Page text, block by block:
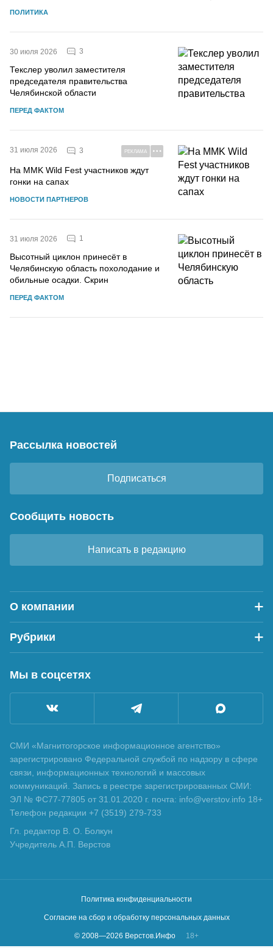
ПОЛИТИКА
30 июля 2026 3
Текслер уволил заместителя
председателя правительства
Челябинской области
ПЕРЕД ФАКТОМ
31 июля 2026 3 РЕКЛАМА
На MMK Wild Fest участников ждут
гонки на сапах
НОВОСТИ ПАРТНЕРОВ
31 июля 2026 1
Высотный циклон принесёт в
Челябинскую область похолодание и
обильные осадки. Скрин
ПЕРЕД ФАКТОМ
Рассылка новостей
Подписаться
Сообщить новость
Написать в редакцию
О компании
Рубрики
Мы в соцсетях
СМИ «Магнитогорское информационное агентство»
зарегистрировано Федеральной службой по надзору в сфере
связи, информационных технологий и массовых
коммуникаций. Запись в реестре зарегистрированных СМИ:
ЭЛ № ФС77-77805 от 31.01.2020 г. почта: info@verstov.info 18+
Телефон редакции +7 (3519) 279-733
Гл. редактор В. О. Болкун
Учредитель А.П. Верстов
Политика конфиденциальности
Согласие на сбор и обработку персональных данных
© 2008—2026 Верстов.Инфо 18+